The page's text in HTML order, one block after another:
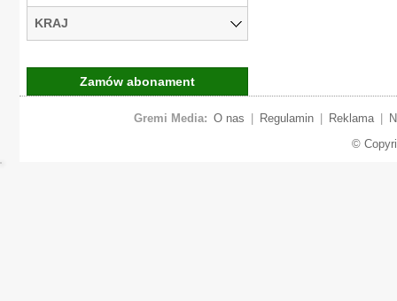
KRAJ
Zamów abonament
Gremi Media: O nas Regulamin Reklama
©